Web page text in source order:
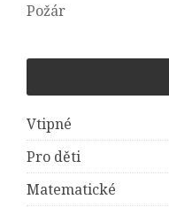
Požár
Vtipné
Pro děti
Matematické